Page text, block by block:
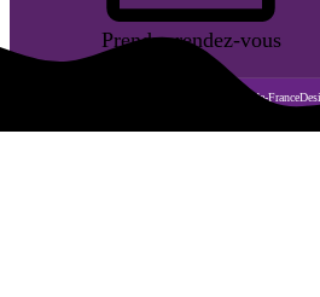
Prendre rendez-vous
Créé avec 💖 en Hauts-de-France